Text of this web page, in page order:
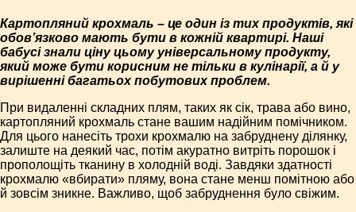
Картопляний крохмаль – це один із тих продуктів, які
обов’язково мають бути в кожній квартирі. Наші
бабусі знали ціну цьому універсальному продукту,
який може бути корисним не тільки в кулінарії, а й у
вирішенні багатьох побутових проблем.
При видаленні складних плям, таких як сік, трава або вино,
картопляний крохмаль стане вашим надійним помічником.
Для цього нанесіть трохи крохмалю на забруднену ділянку,
залиште на деякий час, потім акуратно витріть порошок і
прополощіть тканину в холодній воді. Завдяки здатності
крохмалю «вбирати» пляму, вона стане менш помітною або
й зовсім зникне. Важливо, щоб забруднення було свіжим.